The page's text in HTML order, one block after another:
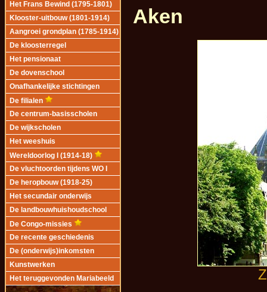
Het Frans Bewind (1795-1801)
Klooster-uitbouw (1801-1914)
Aangroei grondplan (1785-1914)
De kloosterregel
Het pensionaat
De dovenschool
Onafhankelijke stichtingen
De filialen
De centrum-basisscholen
De wijkscholen
Het weeshuis
Wereldoorlog I (1914-18)
De vluchtoorden tijdens WO I
De heropbouw (1918-25)
Het secundair onderwijs
De landbouwhuishoudschool
De Congo-missies
De recente geschiedenis
De (onderwijs)inkomsten
Kunstwerken
Het teruggevonden Mariabeeld
Aken